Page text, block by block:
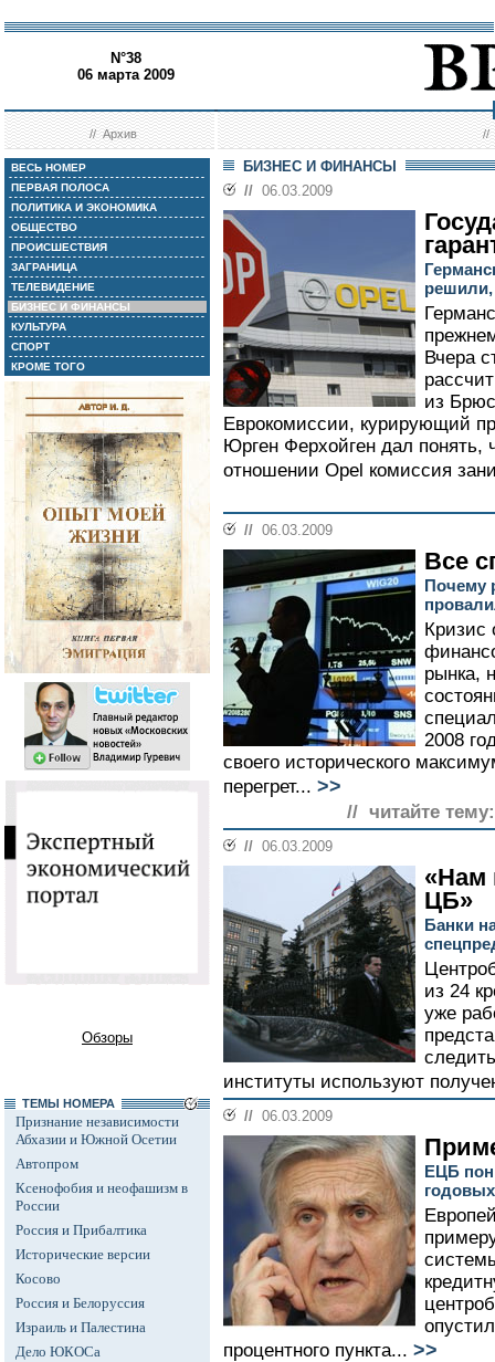
N°38
06 марта 2009
//Архив //
ВЕСЬ НОМЕР
ПЕРВАЯ ПОЛОСА
ПОЛИТИКА И ЭКОНОМИКА
ОБЩЕСТВО
ПРОИСШЕСТВИЯ
ЗАГРАНИЦА
ТЕЛЕВИДЕНИЕ
БИЗНЕС И ФИНАНСЫ
КУЛЬТУРА
СПОРТ
КРОМЕ ТОГО
Обзоры
ТЕМЫ НОМЕРА
Признание независимости
Абхазии и Южной Осетии
Автопром
Ксенофобия и неофашизм в
России
Россия и Прибалтика
Исторические версии
Косово
Россия и Белоруссия
Израиль и Палестина
Дело ЮКОСа
БИЗНЕС И ФИНАНСЫ
// 06.03.2009
решили,
Вчера
из
Еврокомиссии, курирующий
Юрген Ферхойген дал понять,
отношении Opel комиссия
// 06.03.2009
Все
Почему
Кризис
рынка,
2008
своего исторического
перегрет... >>
// читайте тему:
// 06.03.2009
«Нам
ЦБ»
Банки
из 24
уже
институты используют
// 06.03.2009
ЕЦБ
годовых
процентного пункта... >>